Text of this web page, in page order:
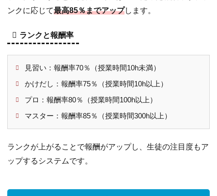
ンクに応じて最高85％までアップします。
ランクと報酬率
見習い：報酬率70％（授業時間10h未満）
かけだし：報酬率75％（授業時間10h以上）
プロ：報酬率80％（授業時間100h以上）
マスター：報酬率85％（授業時間300h以上）
ランクが上がることで報酬がアップし、生徒の注目度もア
ップするシステムです。